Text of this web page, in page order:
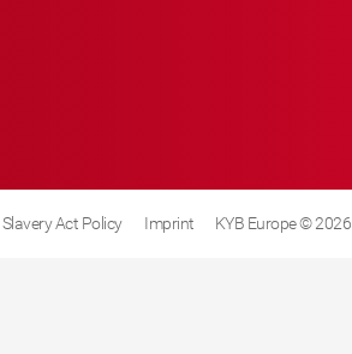
Act Policy Imprint KYB Europe © 2026